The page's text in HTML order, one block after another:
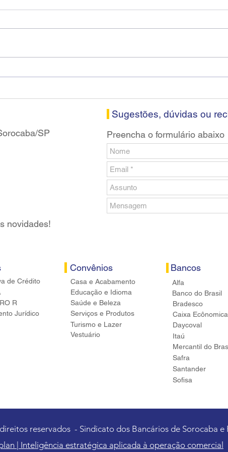
SP
novidades!
de Crédito
R
Jurídico
Sugestões, dúvidas ou
Preencha o formulário abaixo
Convênios
Casa e Acabamento
Educação e Idioma
Saúde e Beleza
Serviços e Produtos
Turismo e Lazer
Vestuário
Bancos
Alfa
Banco do Brasil
Bradesco
Caixa
Daycoval
Itaú
Mercantil do
Safra
Santander
Sofisa
reservados - Sindicato dos Bancários de Sorocaba
| Inteligência estratégica aplicada à operação comercial